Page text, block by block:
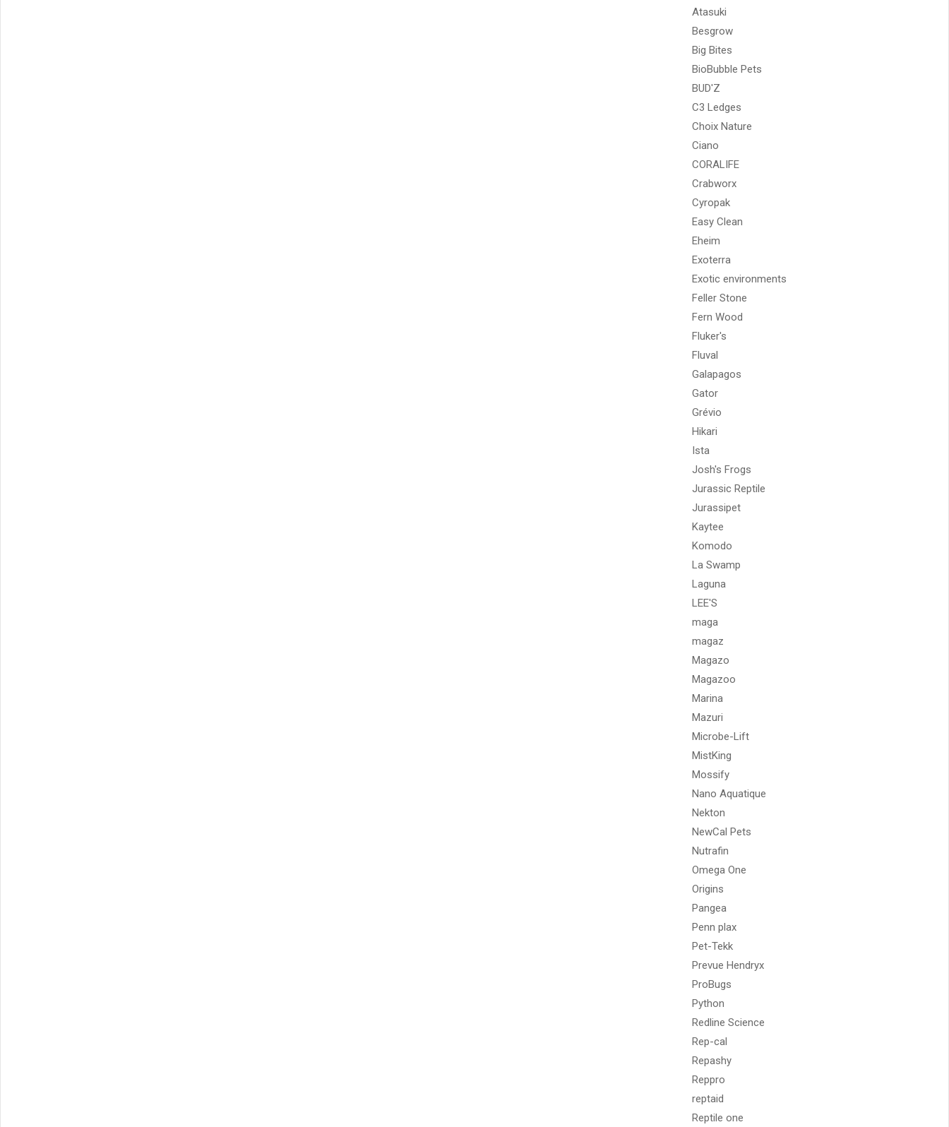
Atasuki
Besgrow
Big Bites
BioBubble Pets
BUD'Z
C3 Ledges
Choix Nature
Ciano
CORALIFE
Crabworx
Cyropak
Easy Clean
Eheim
Exoterra
Exotic environments
Feller Stone
Fern Wood
Fluker's
Fluval
Galapagos
Gator
Grévio
Hikari
Ista
Josh's Frogs
Jurassic Reptile
Jurassipet
Kaytee
Komodo
La Swamp
Laguna
LEE'S
maga
magaz
Magazo
Magazoo
Marina
Mazuri
Microbe-Lift
MistKing
Mossify
Nano Aquatique
Nekton
NewCal Pets
Nutrafin
Omega One
Origins
Pangea
Penn plax
Pet-Tekk
Prevue Hendryx
ProBugs
Python
Redline Science
Rep-cal
Repashy
Reppro
reptaid
Reptile one